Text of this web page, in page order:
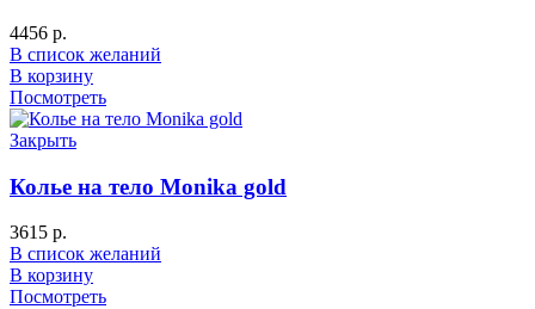
4456 р.
В список желаний
В корзину
Посмотреть
Закрыть
Колье на тело Monika gold
3615 р.
В список желаний
В корзину
Посмотреть